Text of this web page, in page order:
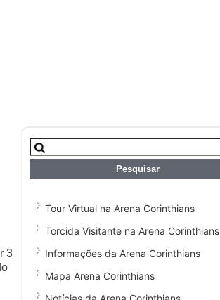
3
Pesquisar
por:
Tour Virtual na Arena Corinthians
Torcida Visitante na Arena Corinthians
Informações da Arena Corinthians
Mapa Arena Corinthians